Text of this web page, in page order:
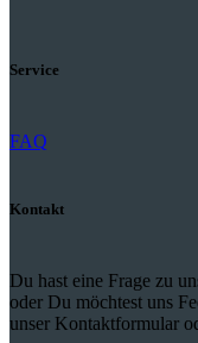
Service
FAQ
Kontakt
Du hast eine Frage zu
oder Du möchtest uns
unser Kontaktformular